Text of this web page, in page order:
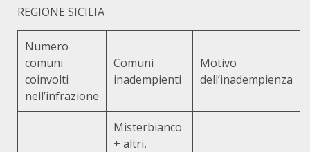
REGIONE SICILIA
Numero
comuni
coinvolti
nell’infrazione
Comuni
inadempienti
Motivo
dell’inadempienza
Misterbianco
+ altri,